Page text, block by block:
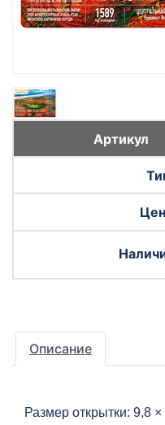
Описание
Размер открытки: 9,8 ×